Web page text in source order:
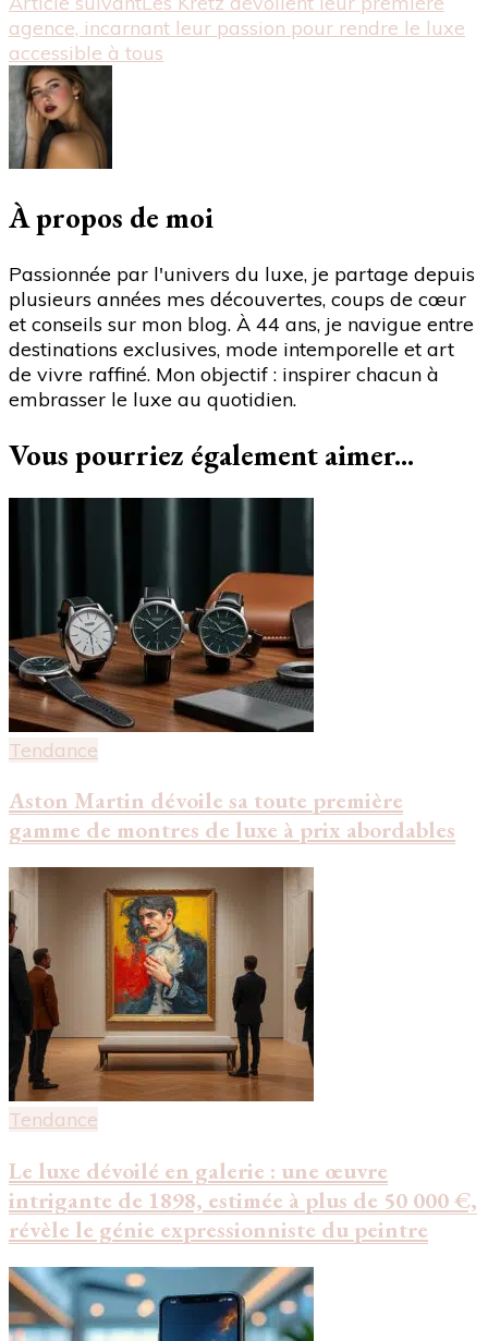
:
cap
sur
une
expérience
immersive,
authentique
globale"
agence, incarnant leur passion pour rendre le luxe
accessible à tous
À propos de moi
Passionnée par l'univers du luxe, je partage depuis
plusieurs années mes découvertes, coups de cœur
et conseils sur mon blog. À 44 ans, je navigue entre
destinations exclusives, mode intemporelle et art
de vivre raffiné. Mon objectif : inspirer chacun à
embrasser le luxe au quotidien.
Vous pourriez également aimer...
Tendance
Aston Martin dévoile sa toute première
gamme de montres de luxe à prix abordables
Tendance
Le luxe dévoilé en galerie : une œuvre
intrigante de 1898, estimée à plus de 50 000 €,
révèle le génie expressionniste du peintre